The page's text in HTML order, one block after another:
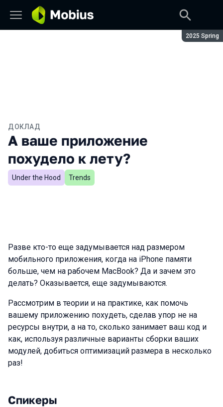
Сезон:
2025 Spring
ДОКЛАД
А ваше приложение
похудело к лету?
Under the Hood Trends
Разве кто-то еще задумывается над размером
мобильного приложения, когда на iPhone памяти
больше, чем на рабочем MacBook? Да и зачем это
делать? Оказывается, еще задумываются.
Рассмотрим в теории и на практике, как помочь
вашему приложению похудеть, сделав упор не на
ресурсы внутри, а на то, сколько занимает ваш код и
как, используя различные варианты сборки ваших
модулей, добиться оптимизаций размера в несколько
раз!
Спикеры